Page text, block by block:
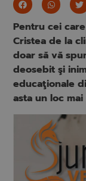
Pentru cei
Cristea de la
doar să vă
deosebit şi
educaţionale
asta un loc